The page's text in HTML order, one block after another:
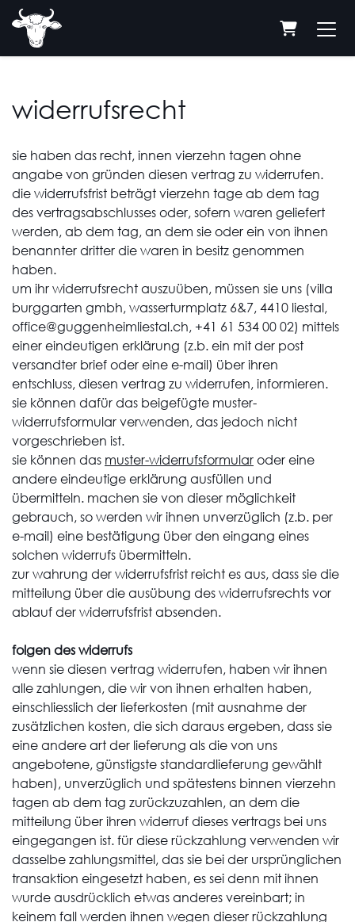
widerrufsrecht
sie haben das recht, innen vierzehn tagen ohne
angabe von gründen diesen vertrag zu widerrufen.
die widerrufsfrist beträgt vierzehn tage ab dem tag
des vertragsabschlusses oder, sofern waren geliefert
werden, ab dem tag, an dem sie oder ein von ihnen
benannter dritter die waren in besitz genommen
haben.
um ihr widerrufsrecht auszuüben, müssen sie uns (villa
burggarten gmbh, wasserturmplatz 6&7, 4410 liestal,
office@guggenheimliestal.ch, +41 61 534 00 02) mittels
einer eindeutigen erklärung (z.b. ein mit der post
versandter brief oder eine e-mail) über ihren
entschluss, diesen vertrag zu widerrufen, informieren.
sie können dafür das beigefügte muster-
widerrufsformular verwenden, das jedoch nicht
vorgeschrieben ist.
sie können das muster-widerrufsformular oder eine
andere eindeutige erklärung ausfüllen und
übermitteln. machen sie von dieser möglichkeit
gebrauch, so werden wir ihnen unverzüglich (z.b. per
e-mail) eine bestätigung über den eingang eines
solchen widerrufs übermitteln.
zur wahrung der widerrufsfrist reicht es aus, dass sie die
mitteilung über die ausübung des widerrufsrechts vor
ablauf der widerrufsfrist absenden.
folgen des widerrufs
wenn sie diesen vertrag widerrufen, haben wir ihnen
alle zahlungen, die wir von ihnen erhalten haben,
einschliesslich der lieferkosten (mit ausnahme der
zusätzlichen kosten, die sich daraus ergeben, dass sie
eine andere art der lieferung als die von uns
angebotene, günstigste standardlieferung gewählt
haben), unverzüglich und spätestens binnen vierzehn
tagen ab dem tag zurückzuzahlen, an dem die
mitteilung über ihren widerruf dieses vertrags bei uns
eingegangen ist. für diese rückzahlung verwenden wir
dasselbe zahlungsmittel, das sie bei der ursprünglichen
transaktion eingesetzt haben, es sei denn mit ihnen
wurde ausdrücklich etwas anderes vereinbart; in
keinem fall werden ihnen wegen dieser rückzahlung